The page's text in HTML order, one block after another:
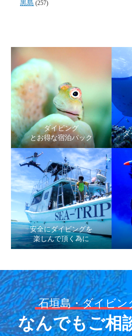
黒島 (257)
ダイビング
とお得な宿泊パック
ダ
安全にダイビングを
楽しんで頂く為に
石垣島・ダイビン
なんでもご相